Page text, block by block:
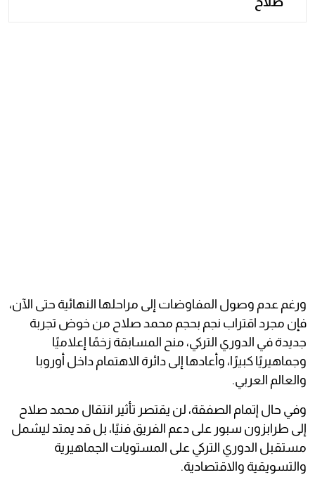
ورغم عدم وصول المفاوضات إلى مراحلها النهائية حتى الآن،
فإن مجرد اقتراب نجم بحجم محمد صلاح من خوض تجربة
جديدة في الدوري التركي، منح المسابقة زخمًا إعلاميًا
وجماهيريًا كبيرًا، وأعادها إلى دائرة الاهتمام داخل أوروبا
والعالم العربي.
وفي حال إتمام الصفقة، لن يقتصر تأثير انتقال محمد صلاح
إلى طرابزون سبور على دعم الفريق فنيًا، بل قد يمتد ليشمل
مستقبل الدوري التركي على المستويات الجماهيرية
والتسويقية والاقتصادية.